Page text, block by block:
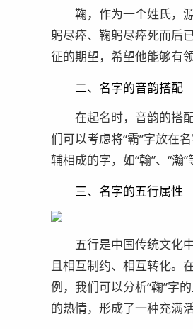
鞠，作为一个姓氏，
躬尽瘁、鞠躬尽瘁死而后
征的期望，希望他能够有
二、名字的音韵搭配
在起名时，音韵的搭
们可以考虑将“霸”字放在
辅相成的字，如“翰”、“瀚
三、名字的五行属性
五行是中国传统文化
且相互制约、相互转化。
例，我们可以分析“鞠”字
的热情，形成了一种充满